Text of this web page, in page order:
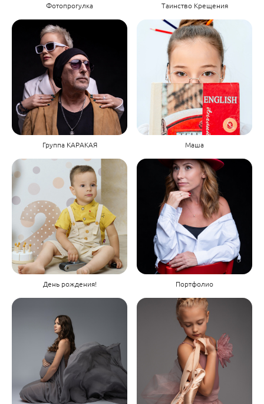
Фотопрогулка Таинство Крещения
Группа КАРАКАЯ Маша
День рождения! Портфолио